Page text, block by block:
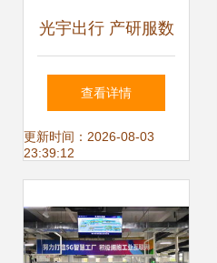
光宇出行 产研服数
字一体化模式，构
筑新优势、升级新
路
查看详情
更新时间：2026-08-03
23:39:12